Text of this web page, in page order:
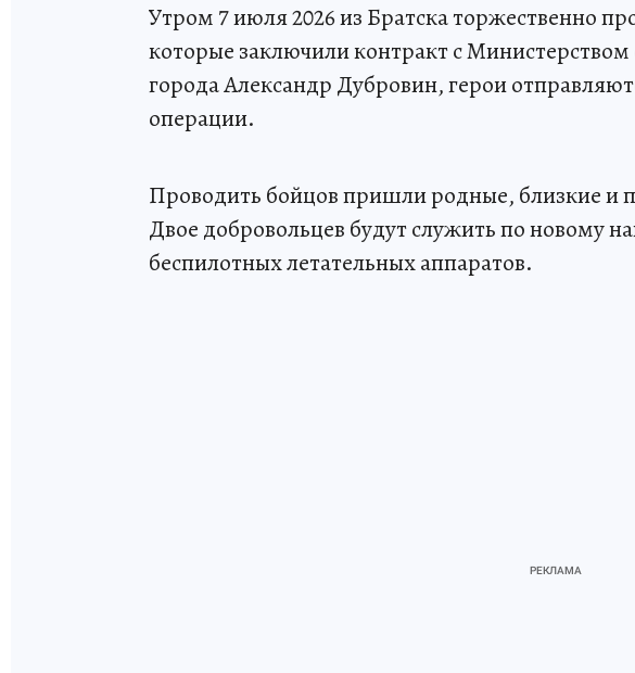
Утром 7 июля 2026 из Братска торжественно
которые заключили контракт с
города Александр Дубровин, герои
операции.
Проводить бойцов пришли родные, близкие и
Двое добровольцев будут служить по новому
беспилотных летательных аппаратов.